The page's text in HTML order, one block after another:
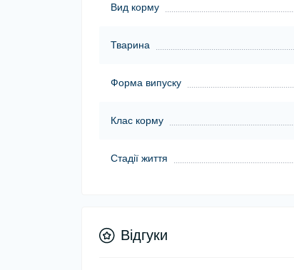
Вид корму
Тварина
Форма випуску
Клас корму
Стадії життя
Відгуки